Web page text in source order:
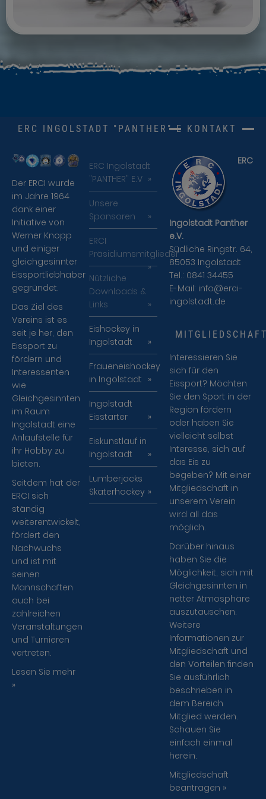
ERC INGOLSTADT "PANTHER" E.V.
Der ERCI wurde
im Jahre 1964
dank einer
Initiative von
Werner Knopp
und einiger
gleichgesinnter
Eissportliebhaber
gegründet.
Das Ziel des
Vereins ist es
seit je her, den
Eissport zu
fördern und
Interessenten
wie
Gleichgesinnten
im Raum
Ingolstadt eine
Anlaufstelle für
ihr Hobby zu
bieten.
Seitdem hat der
ERCI sich
ständig
weiterentwickelt,
fördert den
Nachwuchs
und ist mit
seinen
Mannschaften
auch bei
zahlreichen
Veranstaltungen
und Turnieren
vertreten.
Lesen Sie mehr
»
ERC Ingolstadt
"PANTHER" E.V
Unsere
Sponsoren
ERCI
Präsidiumsmitglieder
Nützliche
Downloads &
Links
Eishockey in
Ingolstadt
Fraueneishockey
in Ingolstadt
Ingolstadt
Eisstarter
Eiskunstlauf in
Ingolstadt
Lumberjacks
Skaterhockey
KONTAKT
ERC
Ingolstadt Panther
e.V.
Südliche Ringstr. 64,
85053 Ingolstadt
Tel.: 0841 34455
E-Mail: info@erci-
ingolstadt.de
Interessieren Sie
sich für den
Eissport? Möchten
Sie den Sport in der
Region fördern
oder haben Sie
vielleicht selbst
Interesse, sich auf
das Eis zu
begeben? Mit einer
Mitgliedschaft in
unserem Verein
wird all das
möglich.
Darüber hinaus
haben Sie die
Möglichkeit, sich mit
Gleichgesinnten in
netter Atmosphäre
auszutauschen.
Weitere
Informationen zur
Mitgliedschaft und
den Vorteilen finden
Sie ausführlich
beschrieben in
dem Bereich
Mitglied werden.
Schauen Sie
einfach einmal
herein.
Mitgliedschaft
beantragen »